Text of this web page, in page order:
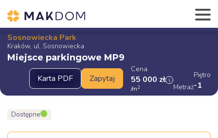
Sosnowiecka Park
Kraków, ul. Sosnowiecka
Miejsce parkingowe MP9
Cena
55 000 zł
/m2 Metraż
Piętro
-1
Dostępne